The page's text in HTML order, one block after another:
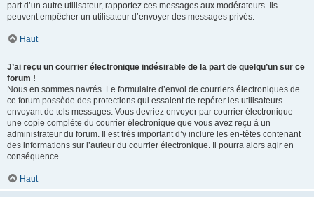
part d’un autre utilisateur, rapportez ces messages aux modérateurs. Ils
peuvent empêcher un utilisateur d’envoyer des messages privés.
Haut
J’ai reçu un courrier électronique indésirable de la part de quelqu’un sur ce
forum !
Nous en sommes navrés. Le formulaire d’envoi de courriers électroniques de
ce forum possède des protections qui essaient de repérer les utilisateurs
envoyant de tels messages. Vous devriez envoyer par courrier électronique
une copie complète du courrier électronique que vous avez reçu à un
administrateur du forum. Il est très important d’y inclure les en-têtes contenant
des informations sur l’auteur du courrier électronique. Il pourra alors agir en
conséquence.
Haut